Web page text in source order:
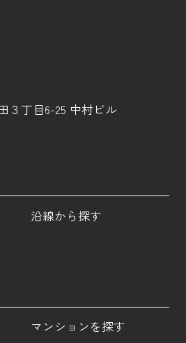
３丁目6-25 中村ビル
沿線から探す
マンションを探す